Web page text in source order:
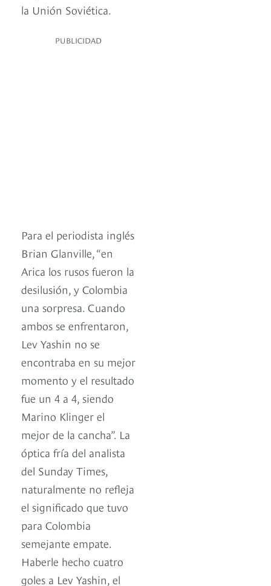
la Unión Soviética.
PUBLICIDAD
Para el periodista inglés
Brian Glanville, “en
Arica los rusos fueron la
desilusión, y Colombia
una sorpresa. Cuando
ambos se enfrentaron,
Lev Yashin no se
encontraba en su mejor
momento y el resultado
fue un 4 a 4, siendo
Marino Klinger el
mejor de la cancha”. La
óptica fría del analista
del Sunday Times,
naturalmente no refleja
el significado que tuvo
para Colombia
semejante empate.
Haberle hecho cuatro
goles a Lev Yashin, el